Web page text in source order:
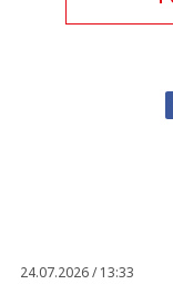
24.07.2026 / 13:33